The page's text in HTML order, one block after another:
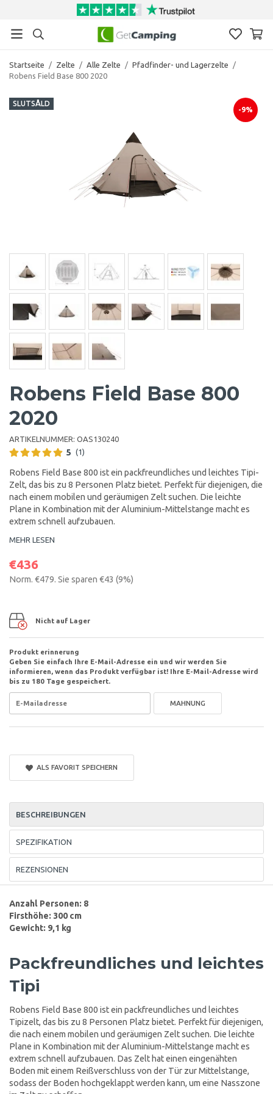
Startseite / Zelte / Alle Zelte / Pfadfinder- und Lagerzelte
/
Robens Field Base 800 2020
SLUTSÅLD
-9%
Robens Field Base 800
2020
ARTIKELNUMMER: OAS130240
5 (1)
Robens Field Base 800 ist ein packfreundliches und leichtes Tipi-
Zelt, das bis zu 8 Personen Platz bietet. Perfekt für diejenigen, die
nach einem mobilen und geräumigen Zelt suchen. Die leichte
Plane in Kombination mit der Aluminium-Mittelstange macht es
extrem schnell aufzubauen.
MEHR LESEN
€436
Norm. €479. Sie sparen €43 (9%)
Nicht auf Lager
Produkt erinnerung
Geben Sie einfach Ihre E-Mail-Adresse ein und wir werden Sie
informieren, wenn das Produkt verfügbar ist! Ihre E-Mail-Adresse wird
bis zu 180 Tage gespeichert.
MAHNUNG
ALS FAVORIT SPEICHERN
BESCHREIBUNGEN
SPEZIFIKATION
REZENSIONEN
Anzahl Personen: 8
Firsthöhe: 300 cm
Gewicht: 9,1 kg
Packfreundliches und leichtes
Tipi
Robens Field Base 800 ist ein packfreundliches und leichtes
Tipizelt, das bis zu 8 Personen Platz bietet. Perfekt für diejenigen,
die nach einem mobilen und geräumigen Zelt suchen. Die leichte
Plane in Kombination mit der Aluminium-Mittelstange macht es
extrem schnell aufzubauen. Das Zelt hat einen eingenähten
Boden mit einem Reißverschluss von der Tür zur Mittelstange,
sodass der Boden hochgeklappt werden kann, um eine Nasszone